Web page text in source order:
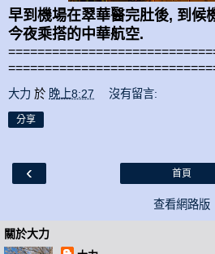
早到機場在翠華醫完肚後, 到候
今夜乘搭的中華航空.
大力 於 晚上8:27 沒有留言:
分享
‹ 首頁
查看網路版
關於大力